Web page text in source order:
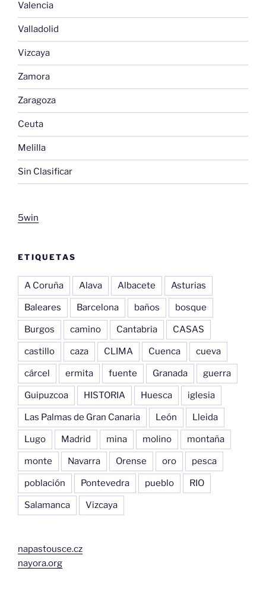
Valencia
Valladolid
Vizcaya
Zamora
Zaragoza
Ceuta
Melilla
Sin Clasificar
5win
ETIQUETAS
A Coruña Alava Albacete Asturias
Baleares Barcelona baños bosque
Burgos camino Cantabria CASAS
castillo caza CLIMA Cuenca cueva
cárcel ermita fuente Granada guerra
Guipuzcoa HISTORIA Huesca iglesia
Las Palmas de Gran Canaria León Lleida
Lugo Madrid mina molino montaña
monte Navarra Orense oro pesca
población Pontevedra pueblo RIO
Salamanca Vizcaya
napastousce.cz
nayora.org